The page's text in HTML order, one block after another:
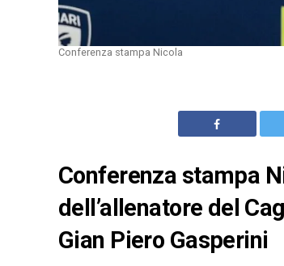
Conferenza stampa Nicola
Conferenza stampa
dell’allenatore del
Gian Piero Gasperini